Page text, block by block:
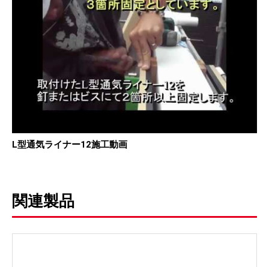
L型通気ライナー12施工動画
関連製品